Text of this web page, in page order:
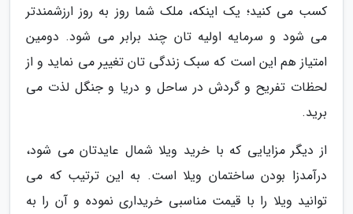
کسب می کنید؛ یک اینکه، ملک شما روز به روز ارزشمندتر
می شود و سرمایه اولیه تان چند برابر می شود. دومین
امتیاز هم این است که سبک زندگی تان تغییر می نماید و از
لحظات تفریح و گردش در ساحل و دریا و جنگل لذت می
برید.
از دیگر مزایایی که با خرید ویلا شمال عایدتان می شود،
درآمدزا بودن ساختمان ویلا است. به این ترتیب که می
توانید ویلا را با قیمت مناسبی خریداری نموده و آن را به